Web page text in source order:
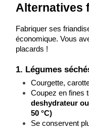
Alternatives
Fabriquer ses
économique. Vous
placards !
1. Légumes
Courgette,
Coupez en fines
deshydrateur
50 °C)
Se conservent